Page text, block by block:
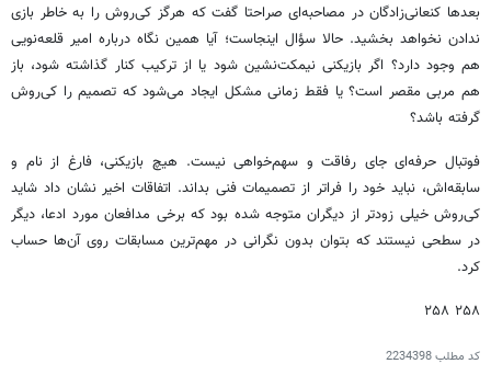
بعدها کنعانی‌زادگان در مصاحبه‌ای صراحتا گفت که هرگز کی‌روش را به خاطر بازی
ندادن نخواهد بخشید. حالا سؤال اینجاست؛ آیا همین نگاه درباره امیر قلعه‌نویی
هم وجود دارد؟ اگر بازیکنی نیمکت‌نشین شود یا از ترکیب کنار گذاشته شود، باز
هم مربی مقصر است؟ یا فقط زمانی مشکل ایجاد می‌شود که تصمیم را کی‌روش
گرفته باشد؟
فوتبال حرفه‌ای جای رفاقت و سهم‌خواهی نیست. هیچ بازیکنی، فارغ از نام و
سابقه‌اش، نباید خود را فراتر از تصمیمات فنی بداند. اتفاقات اخیر نشان داد شاید
کی‌روش خیلی زودتر از دیگران متوجه شده بود که برخی مدافعان مورد ادعا، دیگر
در سطحی نیستند که بتوان بدون نگرانی در مهم‌ترین مسابقات روی آن‌ها حساب
کرد.
۲۵۸ ۲۵۸
کد مطلب2234398